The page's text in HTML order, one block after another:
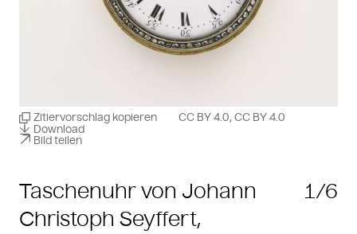
Taschenuhr von Johann
Christoph Seyffert,
1/6
Zitiervorschlag kopieren
Download
Bild teilen
CC BY 4.0, CC BY 4.0